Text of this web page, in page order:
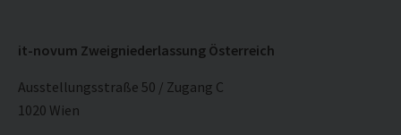
it-novum Zweigniederlassung Österreich
Ausstellungsstraße 50 / Zugang C
1020 Wien